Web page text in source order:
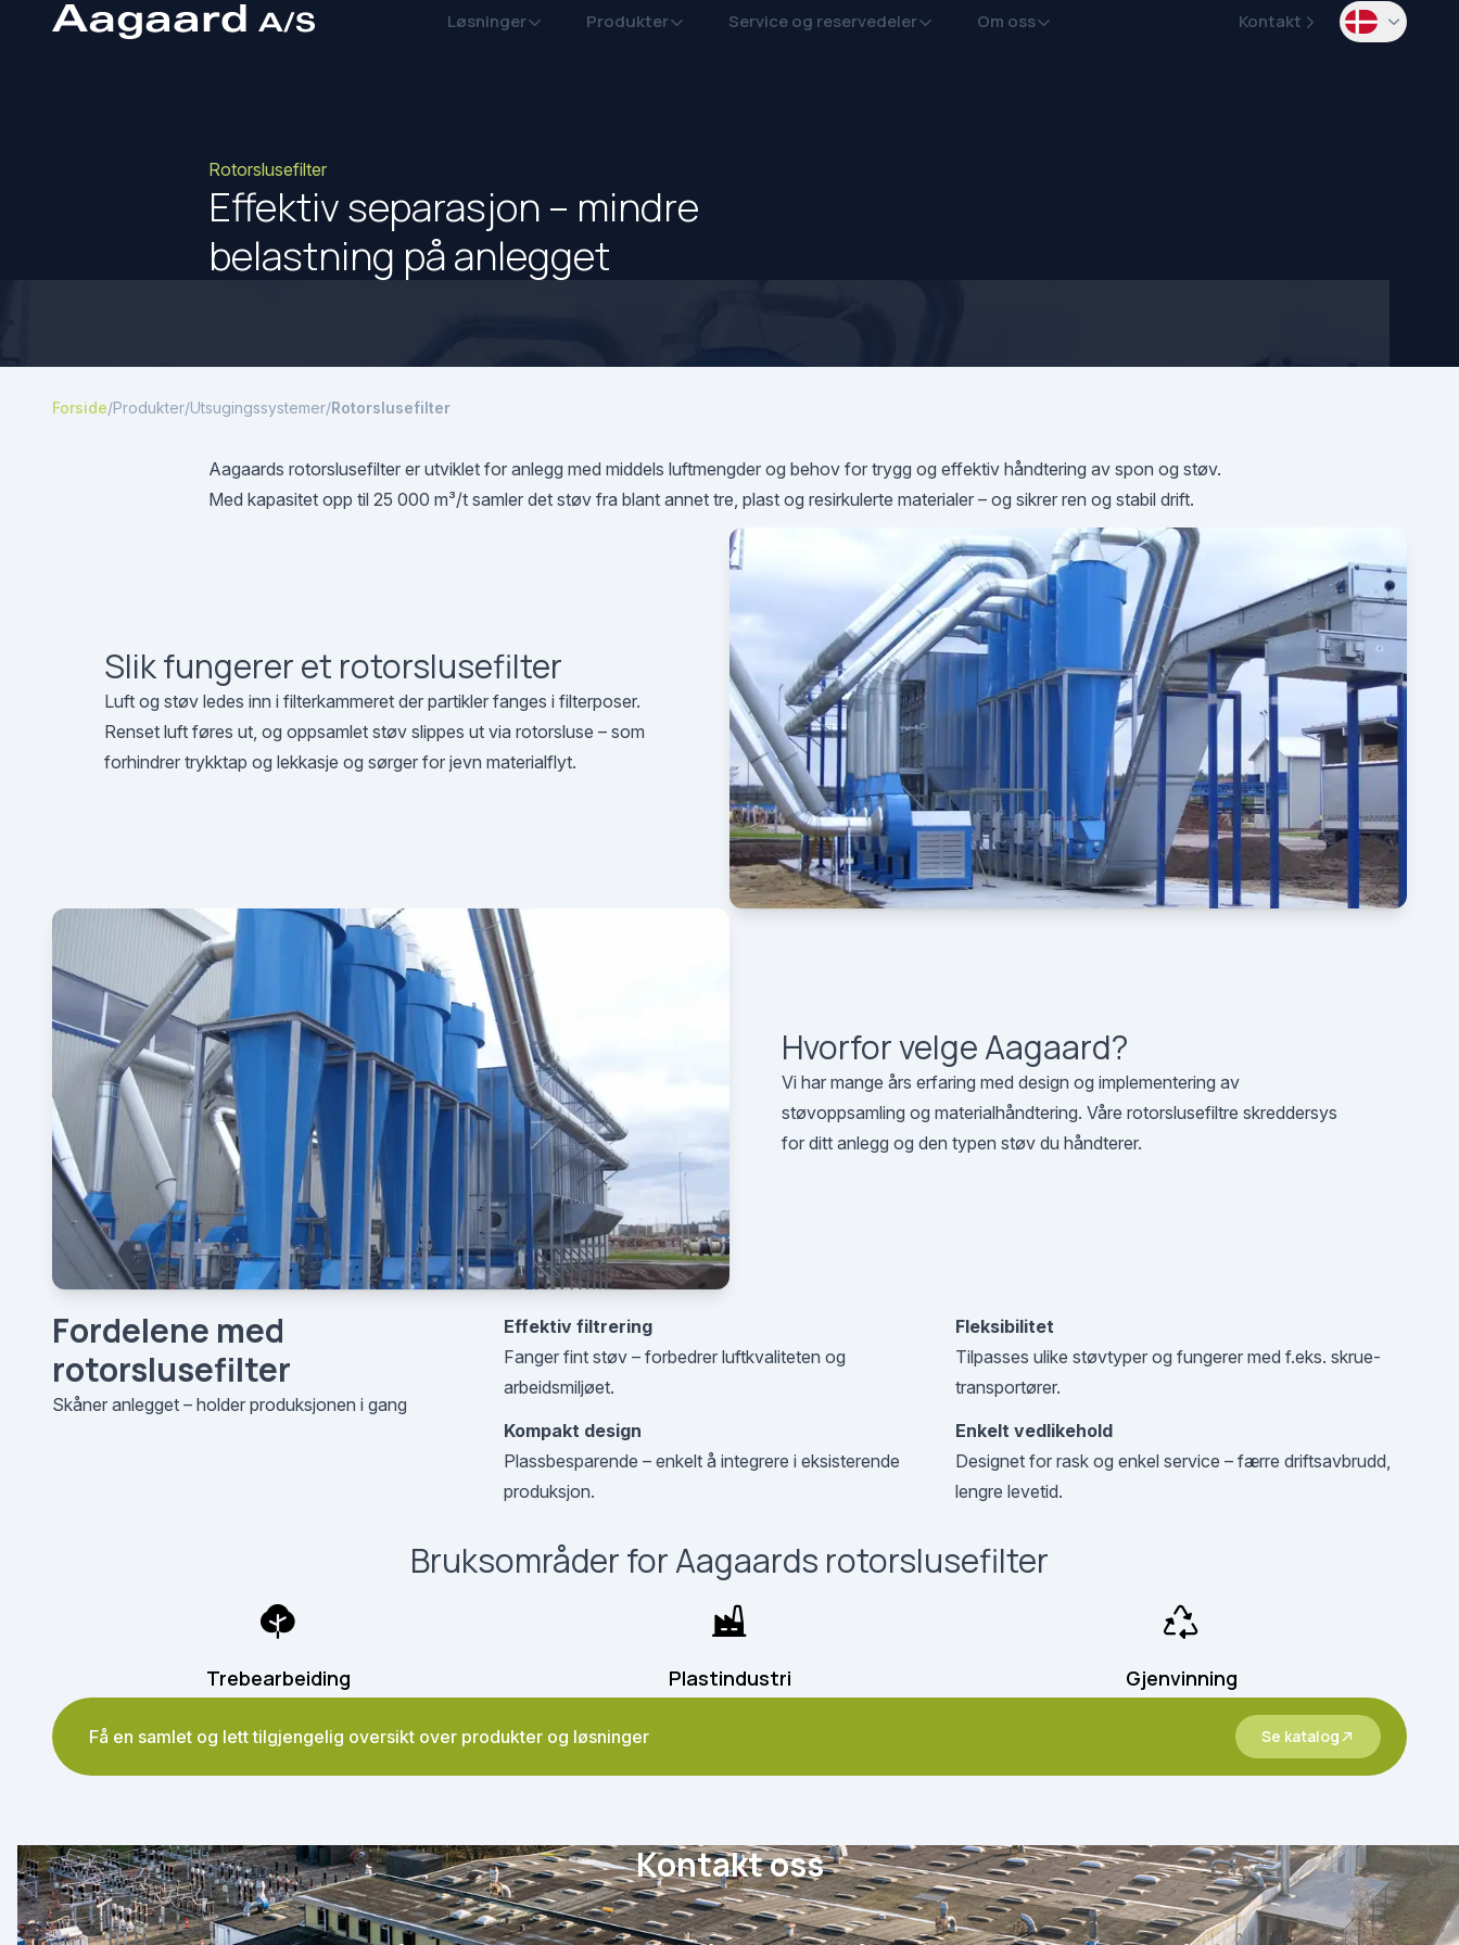
Løsninger Produkter Service og reservedeler Om oss Kontakt
Rotorslusefilter
Effektiv separasjon – mindre
belastning på anlegget
Forside/Produkter/Utsugingssystemer/Rotorslusefilter
Aagaards rotorslusefilter er utviklet for anlegg med middels luftmengder og behov for trygg og effektiv håndtering av spon og støv.
Med kapasitet opp til 25 000 m³/t samler det støv fra blant annet tre, plast og resirkulerte materialer – og sikrer ren og stabil drift.
Slik fungerer et rotorslusefilter
Luft og støv ledes inn i filterkammeret der partikler fanges i filterposer.
Renset luft føres ut, og oppsamlet støv slippes ut via rotorsluse – som
forhindrer trykktap og lekkasje og sørger for jevn materialflyt.
Hvorfor velge Aagaard?
Vi har mange års erfaring med design og implementering av
støvoppsamling og materialhåndtering. Våre rotorslusefiltre skreddersys
for ditt anlegg og den typen støv du håndterer.
Fordelene med
rotorslusefilter
Skåner anlegget – holder produksjonen i gang
Effektiv filtrering
Fanger fint støv – forbedrer luftkvaliteten og
arbeidsmiljøet.
Kompakt design
Plassbesparende – enkelt å integrere i eksisterende
produksjon.
Fleksibilitet
Tilpasses ulike støvtyper og fungerer med f.eks. skrue-
transportører.
Enkelt vedlikehold
Designet for rask og enkel service – færre driftsavbrudd,
lengre levetid.
Bruksområder for Aagaards rotorslusefilter
Trebearbeiding Plastindustri Gjenvinning
Få en samlet og lett tilgjengelig oversikt over produkter og løsninger Se katalog
Kontakt oss